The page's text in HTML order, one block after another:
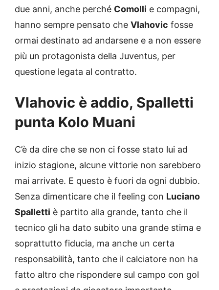
due anni, anche perché Comolli e compagni,
hanno sempre pensato che Vlahovic fosse
ormai destinato ad andarsene e a non essere
più un protagonista della Juventus, per
questione legata al contratto.
Vlahovic è addio, Spalletti
punta Kolo Muani
C’è da dire che se non ci fosse stato lui ad
inizio stagione, alcune vittorie non sarebbero
mai arrivate. E questo è fuori da ogni dubbio.
Senza dimenticare che il feeling con Luciano
Spalletti è partito alla grande, tanto che il
tecnico gli ha dato subito una grande stima e
soprattutto fiducia, ma anche un certa
responsabilità, tanto che il calciatore non ha
fatto altro che rispondere sul campo con gol